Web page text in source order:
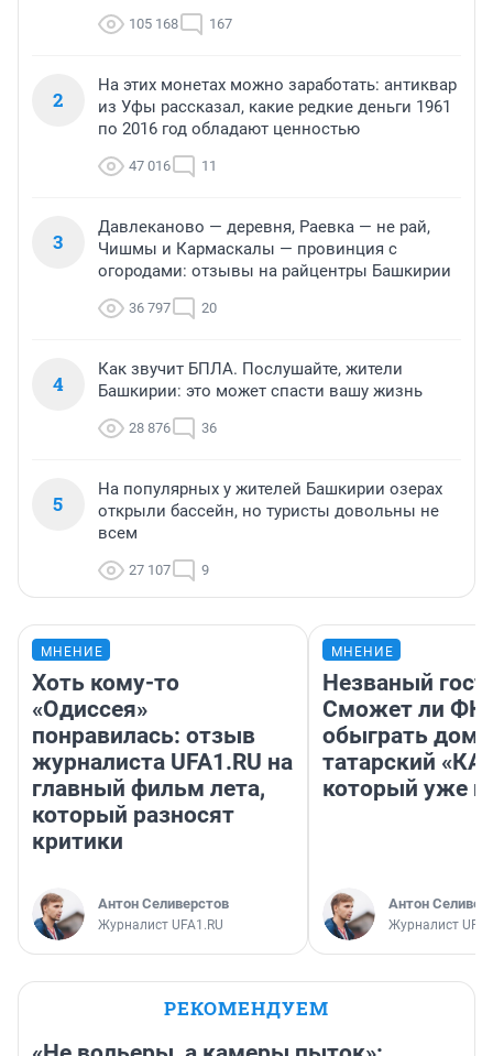
105 168 167
2
На этих монетах можно заработать: антиквар
из Уфы рассказал, какие редкие деньги 1961
по 2016 год обладают ценностью
47 016 11
3
Давлеканово — деревня, Раевка — не рай,
Чишмы и Кармаскалы — провинция с
огородами: отзывы на райцентры Башкирии
36 797 20
4
Как звучит БПЛА. Послушайте, жители
Башкирии: это может спасти вашу жизнь
28 876 36
5
На популярных у жителей Башкирии озерах
открыли бассейн, но туристы довольны не
всем
27 107 9
МНЕНИЕ
Хоть кому-то
«Одиссея»
понравилась: отзыв
журналиста UFA1.RU на
главный фильм лета,
который разносят
критики
Антон Селиверстов
Журналист UFA1.RU
МНЕНИЕ
Незваный
Сможет ли ФК
обыграть дома
татарский
который уже
Антон
Журналист
РЕКОМЕНДУЕМ